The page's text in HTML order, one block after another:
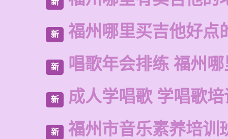
新
新 福州哪里买吉他好点
新 唱歌年会排练 福州
新 成人学唱歌 学唱歌培
新 福州市音乐素养培训